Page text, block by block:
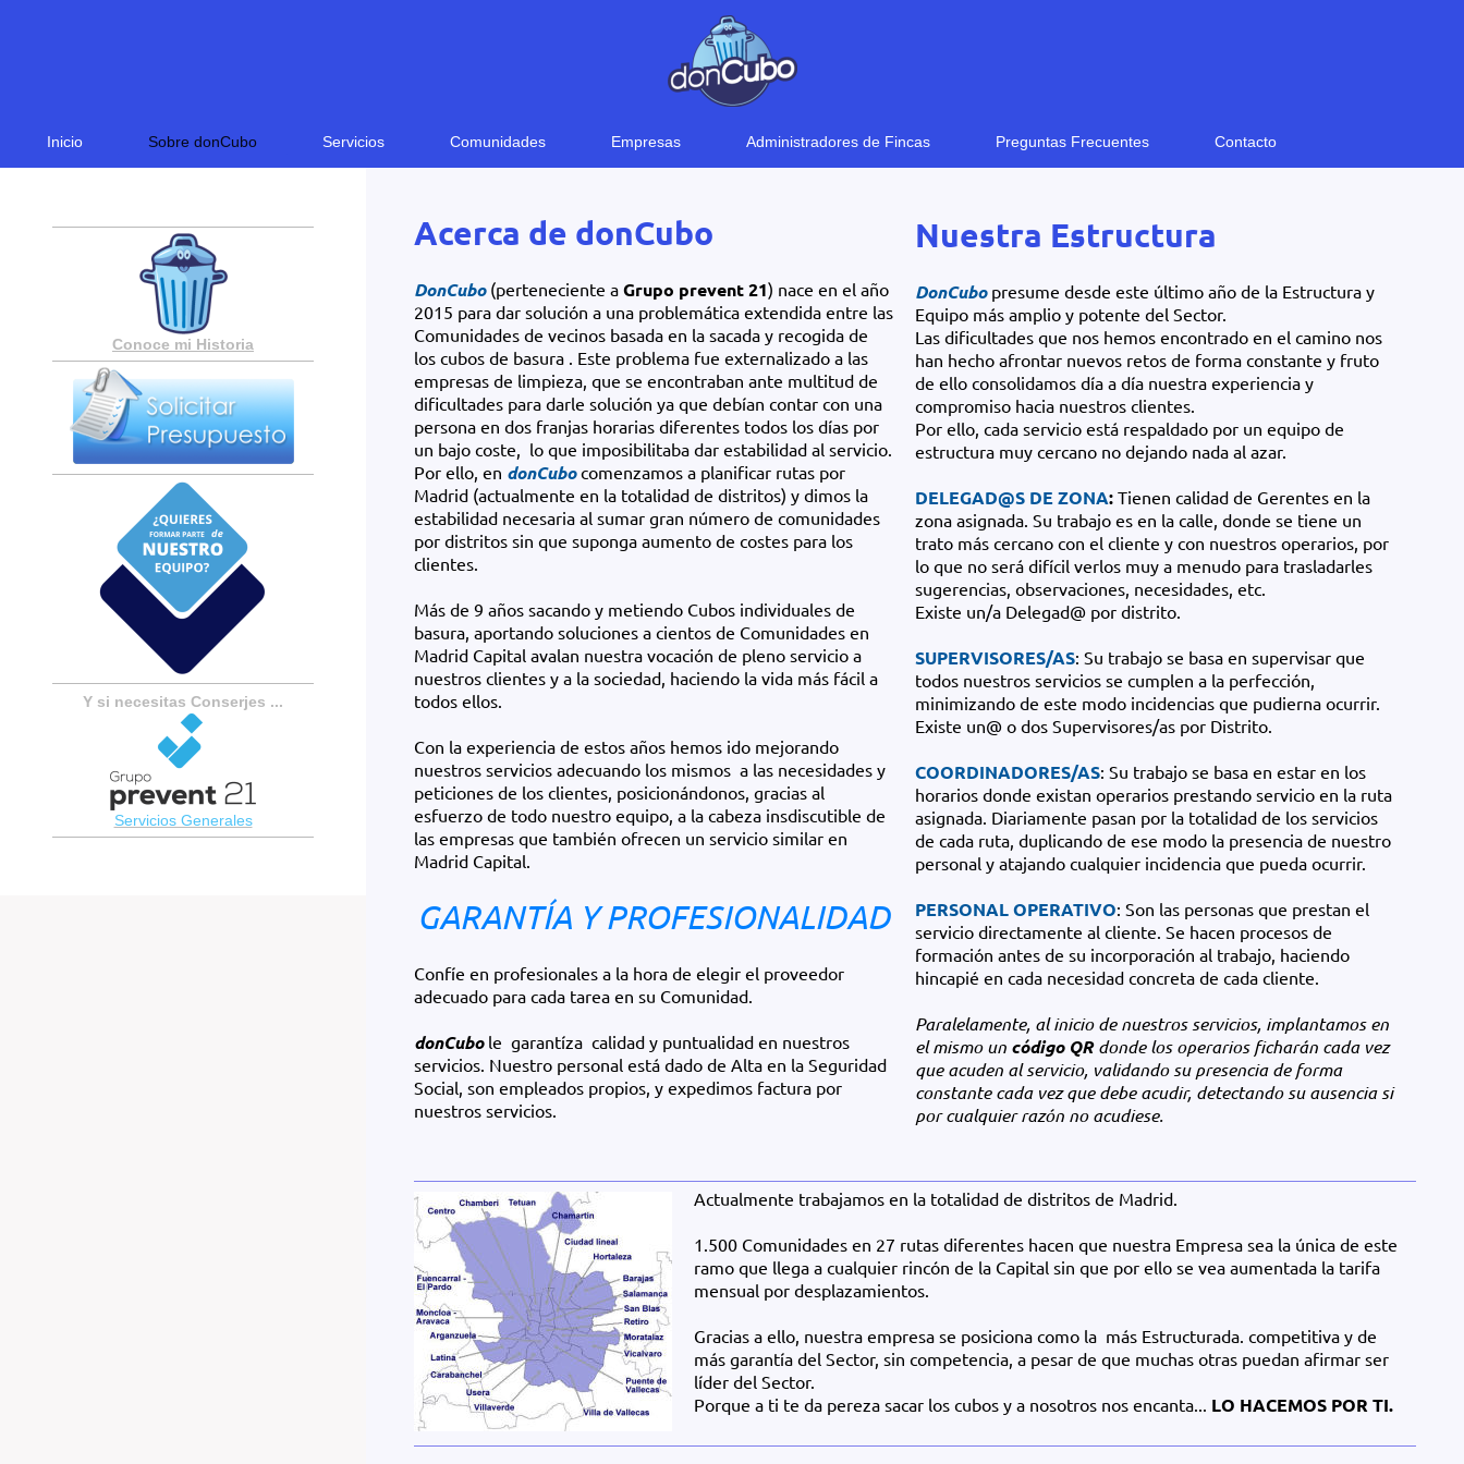
Inicio Sobre donCubo Servicios Comunidades Empresas Administradores de Fincas Preguntas Frecuentes Contacto
Acerca de donCubo
DonCubo (perteneciente a Grupo prevent 21) nace en el año
2015 para dar solución a una problemática extendida entre las
Comunidades de vecinos basada en la sacada y recogida de
los cubos de basura . Este problema fue externalizado a las
empresas de limpieza, que se encontraban ante multitud de
dificultades para darle solución ya que debían contar con una
persona en dos franjas horarias diferentes todos los días por
un bajo coste, lo que imposibilitaba dar estabilidad al servicio.
Por ello, en donCubo comenzamos a planificar rutas por
Madrid (actualmente en la totalidad de distritos) y dimos la
estabilidad necesaria al sumar gran número de comunidades
por distritos sin que suponga aumento de costes para los
clientes.
Más de 9 años sacando y metiendo Cubos individuales de
basura, aportando soluciones a cientos de Comunidades en
Madrid Capital avalan nuestra vocación de pleno servicio a
nuestros clientes y a la sociedad, haciendo la vida más fácil a
todos ellos.
Con la experiencia de estos años hemos ido mejorando
nuestros servicios adecuando los mismos a las necesidades y
peticiones de los clientes, posicionándonos, gracias al
esfuerzo de todo nuestro equipo, a la cabeza insdiscutible de
las empresas que también ofrecen un servicio similar en
Madrid Capital.
GARANTÍA Y PROFESIONALIDAD
Confíe en profesionales a la hora de elegir el proveedor
adecuado para cada tarea en su Comunidad.
donCubole garantíza calidad y puntualidad en nuestros
servicios. Nuestro personal está dado de Alta en la Seguridad
Social, son empleados propios, y expedimos factura por
nuestros servicios.
Nuestra Estructura
DonCubo presume desde este último año de la Estructura y
Equipo más amplio y potente del Sector.
Las dificultades que nos hemos encontrado en el camino nos
han hecho afrontar nuevos retos de forma constante y fruto
de ello consolidamos día a día nuestra experiencia y
compromiso hacia nuestros clientes.
Por ello, cada servicio está respaldado por un equipo de
estructura muy cercano no dejando nada al azar.
DELEGAD@S DE ZONA: Tienen calidad de Gerentes en la
zona asignada. Su trabajo es en la calle, donde se tiene un
trato más cercano con el cliente y con nuestros operarios, por
lo que no será difícil verlos muy a menudo para trasladarles
sugerencias, observaciones, necesidades, etc.
Existe un/a Delegad@ por distrito.
SUPERVISORES/AS: Su trabajo se basa en supervisar que
todos nuestros servicios se cumplen a la perfección,
minimizando de este modo incidencias que pudierna ocurrir.
Existe un@ o dos Supervisores/as por Distrito.
COORDINADORES/AS: Su trabajo se basa en estar en los
horarios donde existan operarios prestando servicio en la ruta
asignada. Diariamente pasan por la totalidad de los servicios
de cada ruta, duplicando de ese modo la presencia de nuestro
personal y atajando cualquier incidencia que pueda ocurrir.
PERSONAL OPERATIVO: Son las personas que prestan el
servicio directamente al cliente. Se hacen procesos de
formación antes de su incorporación al trabajo, haciendo
hincapié en cada necesidad concreta de cada cliente.
Paralelamente, al inicio de nuestros servicios, implantamos en
el mismo un código QRdonde los operarios ficharán cada vez
que acuden al servicio, validando su presencia de forma
constante cada vez que debe acudir, detectando su ausencia si
por cualquier razón no acudiese.
Actualmente trabajamos en la totalidad de distritos de Madrid.
1.500 Comunidades en 27 rutas diferentes hacen que nuestra Empresa sea la única de este
ramo que llega a cualquier rincón de la Capital sin que por ello se vea aumentada la tarifa
mensual por desplazamientos.
Gracias a ello, nuestra empresa se posiciona como la más Estructurada. competitiva y de
más garantía del Sector, sin competencia, a pesar de que muchas otras puedan afirmar ser
líder del Sector.
Porque a ti te da pereza sacar los cubos y a nosotros nos encanta... LO HACEMOS POR TI.
Conoce mi Historia
Y si necesitas Conserjes ...
Servicios Generales​